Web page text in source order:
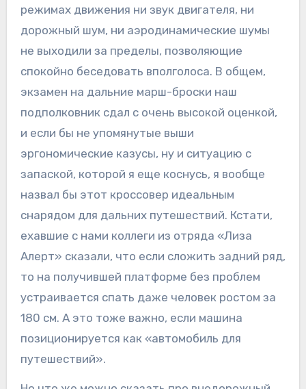
режимах движения ни звук двигателя, ни
дорожный шум, ни аэродинамические шумы
не выходили за пределы, позволяющие
спокойно беседовать вполголоса. В общем,
экзамен на дальние марш-броски наш
подполковник сдал с очень высокой оценкой,
и если бы не упомянутые выши
эргономические казусы, ну и ситуацию с
запаской, которой я еще коснусь, я вообще
назвал бы этот кроссовер идеальным
снарядом для дальних путешествий. Кстати,
ехавшие с нами коллеги из отряда «Лиза
Алерт» сказали, что если сложить задний ряд,
то на получившей платформе без проблем
устраивается спать даже человек ростом за
180 см. А это тоже важно, если машина
позиционируется как «автомобиль для
путешествий».